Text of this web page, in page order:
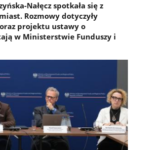
Nałęcz spotkała się z
Rozmowy dotyczyły
projektu ustawy o
w Ministerstwie Funduszy i